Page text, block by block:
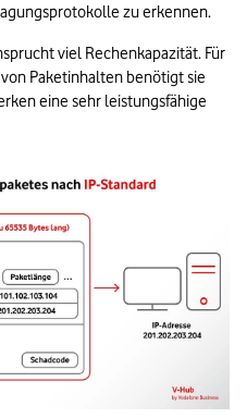
zu erkennen.
viel Rechenkapazität. Für
Paketinhalten benötigt sie
eine sehr leistungsfähige